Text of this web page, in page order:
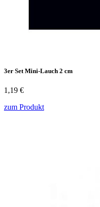
3er Set Mini-Lauch 2 cm
1,19 €
zum Produkt